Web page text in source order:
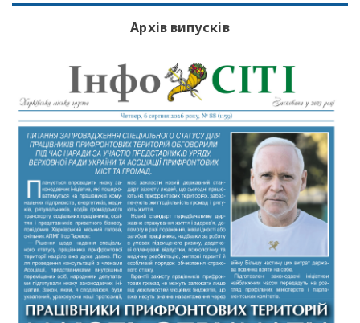
Архів випусків